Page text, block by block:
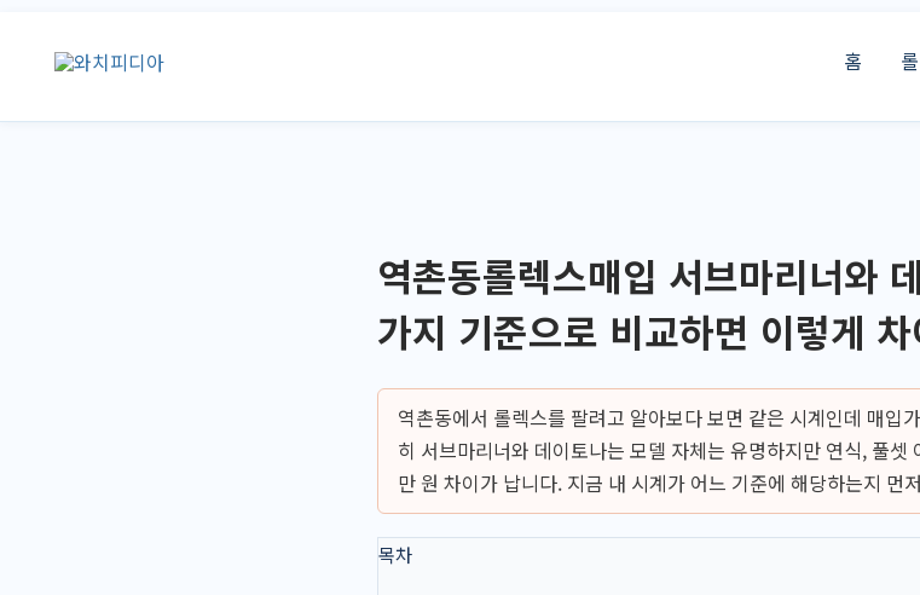
로
홈
역촌동롤렉스매입 서브마리너와
가지 기준으로 비교하면 이렇게
역촌동에서 롤렉스를 팔려고 알아보다 보면 같은 시계인데 매입
히 서브마리너와 데이토나는 모델 자체는 유명하지만 연식, 풀셋
만 원 차이가 납니다. 지금 내 시계가 어느 기준에 해당하는지 먼
목차